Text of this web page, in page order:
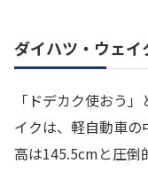
ダイハツ・ウェイ
「ドデカク使おう
イクは、軽自動車の
高は145.5cmと圧倒